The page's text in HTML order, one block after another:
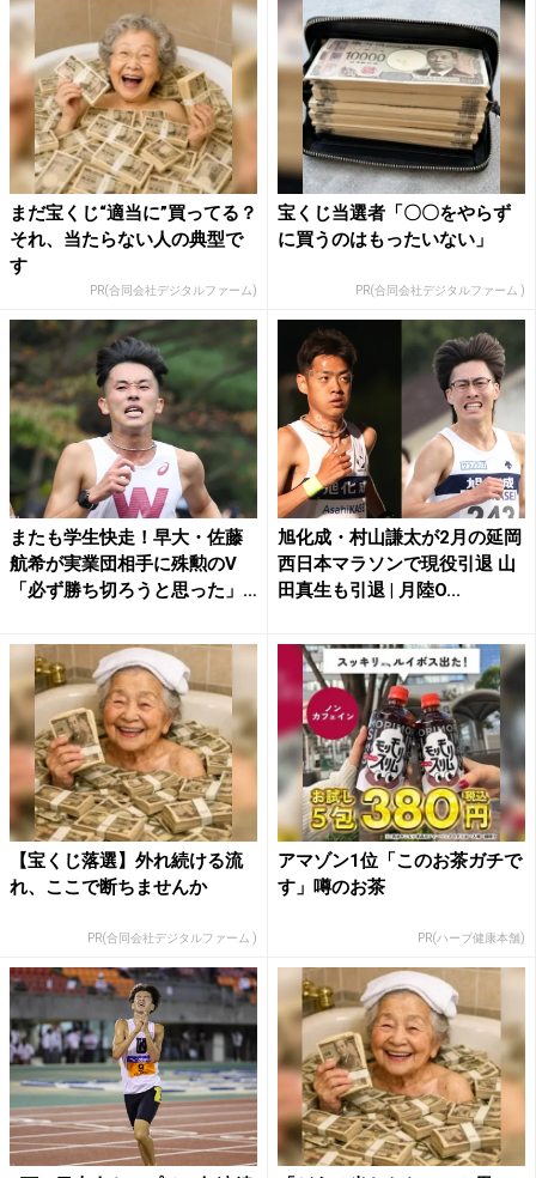
まだ宝くじ“適当に”買ってる？
それ、当たらない人の典型で
す
PR(合同会社デジタルファーム)
宝くじ当選者「〇〇をやらず
に買うのはもったいない」
PR(合同会社デジタルファーム )
またも学生快走！早大・佐藤
航希が実業団相手に殊勲のV
「必ず勝ち切ろうと思った」
旭化成・村山謙太が2月の延岡
西日本マラソンで現役引退 山
田真生も引退 | 月陸O...
【宝くじ落選】外れ続ける流
れ、ここで断ちませんか
PR(合同会社デジタルファーム )
アマゾン1位「このお茶ガチで
す」噂のお茶
PR(ハーブ健康本舗)